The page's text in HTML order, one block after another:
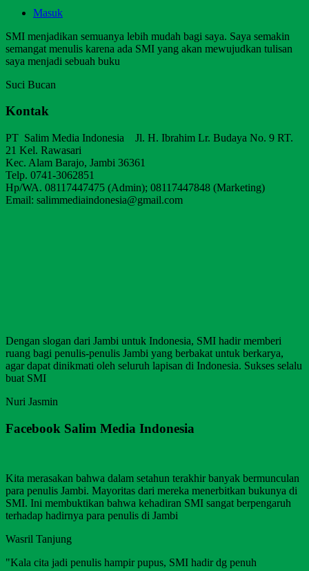
Masuk
SMI menjadikan semuanya lebih mudah bagi saya. Saya semakin
semangat menulis karena ada SMI yang akan mewujudkan tulisan
saya menjadi sebuah buku
Suci Bucan
Kontak
PT Salim Media Indonesia Jl. H. Ibrahim Lr. Budaya No. 9 RT.
21 Kel. Rawasari
Kec. Alam Barajo, Jambi 36361
Telp. 0741-3062851
Hp/WA. 08117447475 (Admin); 08117447848 (Marketing)
Email: salimmediaindonesia@gmail.com
Dengan slogan dari Jambi untuk Indonesia, SMI hadir memberi
ruang bagi penulis-penulis Jambi yang berbakat untuk berkarya,
agar dapat dinikmati oleh seluruh lapisan di Indonesia. Sukses selalu
buat SMI
Nuri Jasmin
Facebook Salim Media Indonesia
Kita merasakan bahwa dalam setahun terakhir banyak bermunculan
para penulis Jambi. Mayoritas dari mereka menerbitkan bukunya di
SMI. Ini membuktikan bahwa kehadiran SMI sangat berpengaruh
terhadap hadirnya para penulis di Jambi
Wasril Tanjung
"Kala cita jadi penulis hampir pupus, SMI hadir dg penuh